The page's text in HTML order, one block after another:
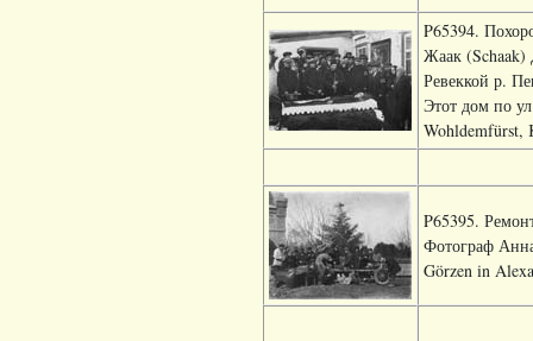
P65394.
Жаак (Schaak)
Ревеккой р.
Этот дом по
Wohldemfürst,
P65395.
Фотограф
Görzen in